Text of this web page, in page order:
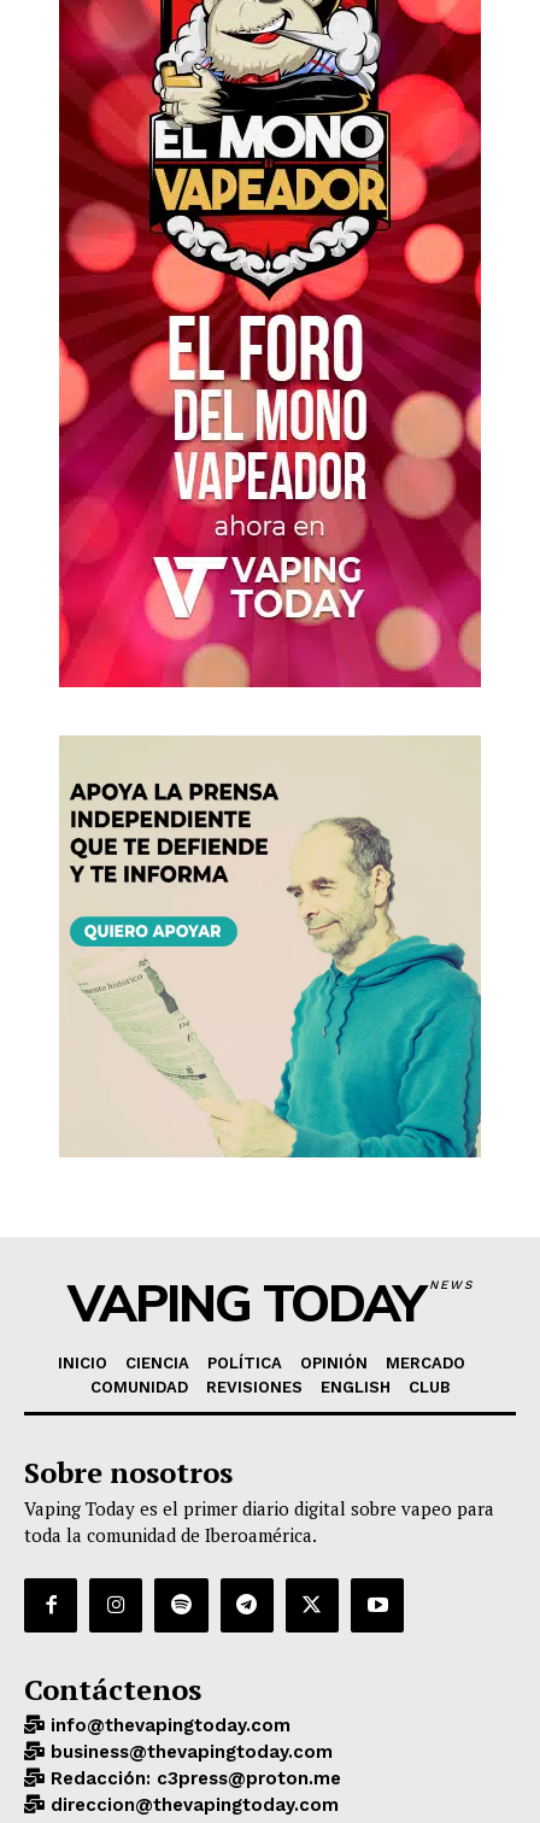
VAPING TODAYNEWS
INICIO CIENCIA POLÍTICA OPINIÓN
MERCADO
COMUNIDAD
REVISIONES ENGLISH CLUB
Sobre nosotros
Vaping Today es el primer diario digital sobre vapeo para
toda la comunidad de Iberoamérica.
Contáctenos
info@thevapingtoday.com
business@thevapingtoday.com
Redacción: c3press@proton.me
direccion@thevapingtoday.com